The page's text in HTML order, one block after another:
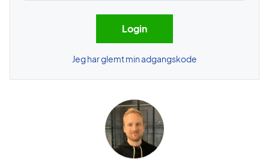
Jeg har glemt min adgangskode